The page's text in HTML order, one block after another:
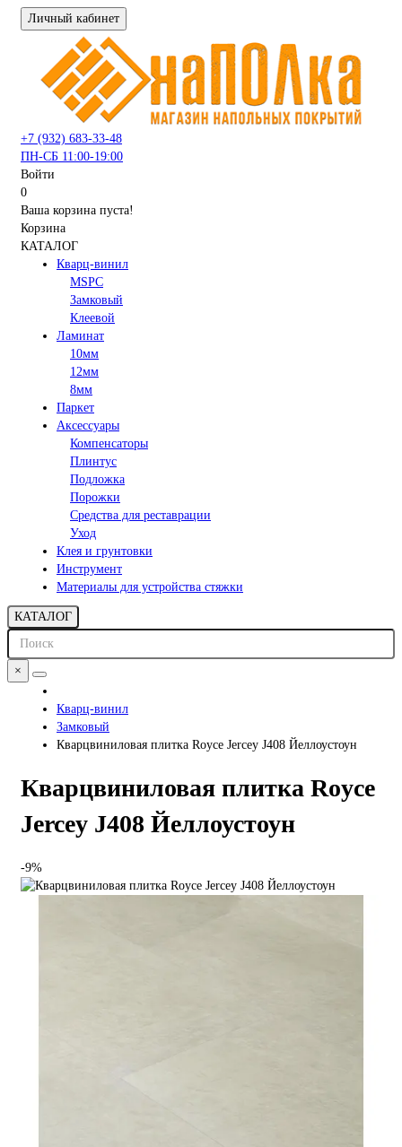
Личный кабинет
+7 (932) 683-33-48
ПН-СБ 11:00-19:00
Войти
0
Ваша корзина пуста!
Корзина
КАТАЛОГ
Кварц-винил
MSPC
Замковый
Клеевой
Ламинат
10мм
12мм
8мм
Паркет
Аксессуары
Компенсаторы
Плинтус
Подложка
Порожки
Средства для реставрации
Уход
Клея и грунтовки
Инструмент
Материалы для устройства стяжки
КАТАЛОГ
×
Кварц-винил
Замковый
Кварцвиниловая плитка Royce Jercey J408 Йеллоустоун
Кварцвиниловая плитка Royce
Jercey J408 Йеллоустоун
-9%